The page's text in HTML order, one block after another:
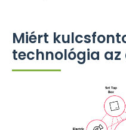
Miért
technológia